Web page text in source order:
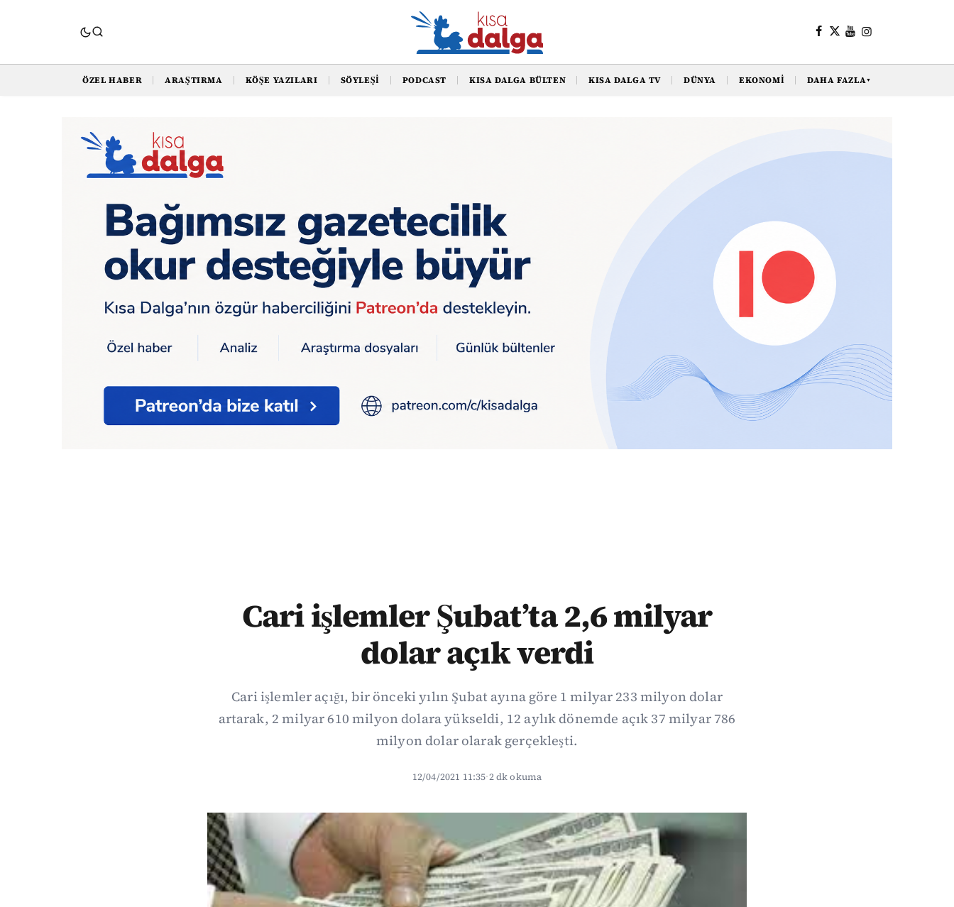
ÖZEL HABER ARAŞTIRMA KÖŞE YAZILARI SÖYLEŞI PODCAST KISA DALGA BÜLTEN KISA DALGA TV DÜNYA EKONOMI DAHA FAZLA▼
Cari işlemler Şubat’ta 2,6 milyar
dolar açık verdi
Cari işlemler açığı, bir önceki yılın Şubat ayına göre 1 milyar 233 milyon dolar
artarak, 2 milyar 610 milyon dolara yükseldi, 12 aylık dönemde açık 37 milyar 786
milyon dolar olarak gerçekleşti.
12/04/2021 11:35·2 dk okuma